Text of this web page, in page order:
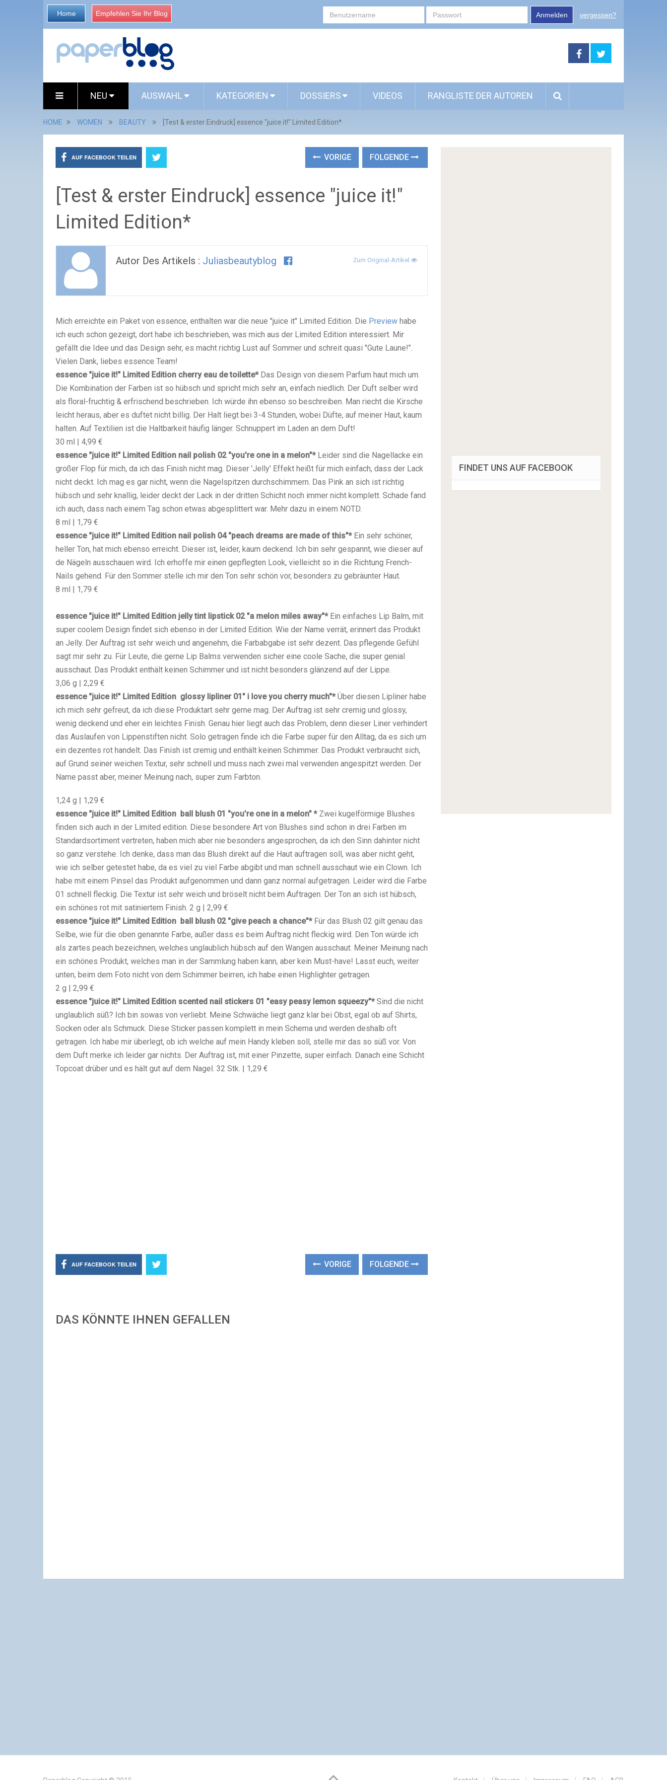
Home Empfehlen Sie Ihr Blog Anmelden vergessen?
NEU AUSWAHL KATEGORIEN DOSSIERS VIDEOS RANGLISTE DER AUTOREN
HOME WOMEN BEAUTY [Test & erster Eindruck] essence "juice it!" Limited Edition*
AUF FACEBOOK TEILEN VORIGE FOLGENDE
[Test & erster Eindruck] essence "juice it!"
Limited Edition*
Autor Des Artikels : Juliasbeautyblog Zum Original-Artikel
Mich erreichte ein Paket von essence, enthalten war die neue "juice it" Limited Edition. Die Preview habe
ich euch schon gezeigt, dort habe ich beschrieben, was mich aus der Limited Edition interessiert. Mir
gefällt die Idee und das Design sehr, es macht richtig Lust auf Sommer und schreit quasi "Gute Laune!".
Vielen Dank, liebes essence Team!
essence "juice it!" Limited Edition cherry eau de toilette* Das Design von diesem Parfum haut mich um.
Die Kombination der Farben ist so hübsch und spricht mich sehr an, einfach niedlich. Der Duft selber wird
als floral-fruchtig & erfrischend beschrieben. Ich würde ihn ebenso so beschreiben. Man riecht die Kirsche
leicht heraus, aber es duftet nicht billig. Der Halt liegt bei 3-4 Stunden, wobei Düfte, auf meiner Haut, kaum
halten. Auf Textilien ist die Haltbarkeit häufig länger. Schnuppert im Laden an dem Duft!
30 ml | 4,99 €
essence "juice it!" Limited Edition nail polish 02 "you're one in a melon"* Leider sind die Nagellacke ein
großer Flop für mich, da ich das Finish nicht mag. Dieser 'Jelly' Effekt heißt für mich einfach, dass der Lack
nicht deckt. Ich mag es gar nicht, wenn die Nagelspitzen durchschimmern. Das Pink an sich ist richtig
hübsch und sehr knallig, leider deckt der Lack in der dritten Schicht noch immer nicht komplett. Schade fand
ich auch, dass nach einem Tag schon etwas abgesplittert war. Mehr dazu in einem NOTD.
8 ml | 1,79 €
essence "juice it!" Limited Edition nail polish 04 "peach dreams are made of this"* Ein sehr schöner,
heller Ton, hat mich ebenso erreicht. Dieser ist, leider, kaum deckend. Ich bin sehr gespannt, wie dieser auf
de Nägeln ausschauen wird. Ich erhoffe mir einen gepflegten Look, vielleicht so in die Richtung French-
Nails gehend. Für den Sommer stelle ich mir den Ton sehr schön vor, besonders zu gebräunter Haut.
8 ml | 1,79 €
essence "juice it!" Limited Edition jelly tint lipstick 02 "a melon miles away"* Ein einfaches Lip Balm, mit
super coolem Design findet sich ebenso in der Limited Edition. Wie der Name verrät, erinnert das Produkt
an Jelly. Der Auftrag ist sehr weich und angenehm, die Farbabgabe ist sehr dezent. Das pflegende Gefühl
sagt mir sehr zu. Für Leute, die gerne Lip Balms verwenden sicher eine coole Sache, die super genial
ausschaut. Das Produkt enthält keinen Schimmer und ist nicht besonders glänzend auf der Lippe.
3,06 g | 2,29 €
essence "juice it!" Limited Edition glossy lipliner 01" i love you cherry much"* Über diesen Lipliner habe
ich mich sehr gefreut, da ich diese Produktart sehr gerne mag. Der Auftrag ist sehr cremig und glossy,
wenig deckend und eher ein leichtes Finish. Genau hier liegt auch das Problem, denn dieser Liner verhindert
das Auslaufen von Lippenstiften nicht. Solo getragen finde ich die Farbe super für den Alltag, da es sich um
ein dezentes rot handelt. Das Finish ist cremig und enthält keinen Schimmer. Das Produkt verbraucht sich,
auf Grund seiner weichen Textur, sehr schnell und muss nach zwei mal verwenden angespitzt werden. Der
Name passt aber, meiner Meinung nach, super zum Farbton.
1,24 g | 1,29 €
essence "juice it!" Limited Edition ball blush 01 "you're one in a melon" * Zwei kugelförmige Blushes
finden sich auch in der Limited edition. Diese besondere Art von Blushes sind schon in drei Farben im
Standardsortiment vertreten, haben mich aber nie besonders angesprochen, da ich den Sinn dahinter nicht
so ganz verstehe. Ich denke, dass man das Blush direkt auf die Haut auftragen soll, was aber nicht geht,
wie ich selber getestet habe, da es viel zu viel Farbe abgibt und man schnell ausschaut wie ein Clown. Ich
habe mit einem Pinsel das Produkt aufgenommen und dann ganz normal aufgetragen. Leider wird die Farbe
01 schnell fleckig. Die Textur ist sehr weich und bröselt nicht beim Auftragen. Der Ton an sich ist hübsch,
ein schönes rot mit satiniertem Finish. 2 g | 2,99 €
essence "juice it!" Limited Edition ball blush 02 "give peach a chance"* Für das Blush 02 gilt genau das
Selbe, wie für die oben genannte Farbe, außer dass es beim Auftrag nicht fleckig wird. Den Ton würde ich
als zartes peach bezeichnen, welches unglaublich hübsch auf den Wangen ausschaut. Meiner Meinung nach
ein schönes Produkt, welches man in der Sammlung haben kann, aber kein Must-have! Lasst euch, weiter
unten, beim dem Foto nicht von dem Schimmer beirren, ich habe einen Highlighter getragen.
2 g | 2,99 €
essence "juice it!" Limited Edition scented nail stickers 01 "easy peasy lemon squeezy"* Sind die nicht
unglaublich süß? Ich bin sowas von verliebt. Meine Schwäche liegt ganz klar bei Obst, egal ob auf Shirts,
Socken oder als Schmuck. Diese Sticker passen komplett in mein Schema und werden deshalb oft
getragen. Ich habe mir überlegt, ob ich welche auf mein Handy kleben soll, stelle mir das so süß vor. Von
dem Duft merke ich leider gar nichts. Der Auftrag ist, mit einer Pinzette, super einfach. Danach eine Schicht
Topcoat drüber und es hält gut auf dem Nagel. 32 Stk. | 1,29 €
AUF FACEBOOK TEILEN VORIGE FOLGENDE
DAS KÖNNTE IHNEN GEFALLEN
FINDET UNS AUF FACEBOOK